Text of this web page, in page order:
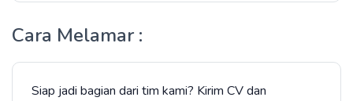
Cara Melamar :
Siap jadi bagian dari tim kami? Kirim CV dan